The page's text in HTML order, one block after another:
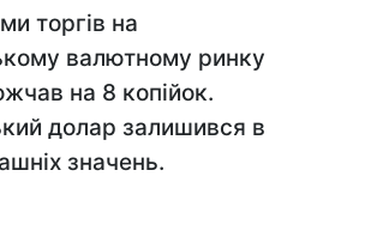
торгів на
валютному ринку
на 8 копійок.
долар залишився в
значень.